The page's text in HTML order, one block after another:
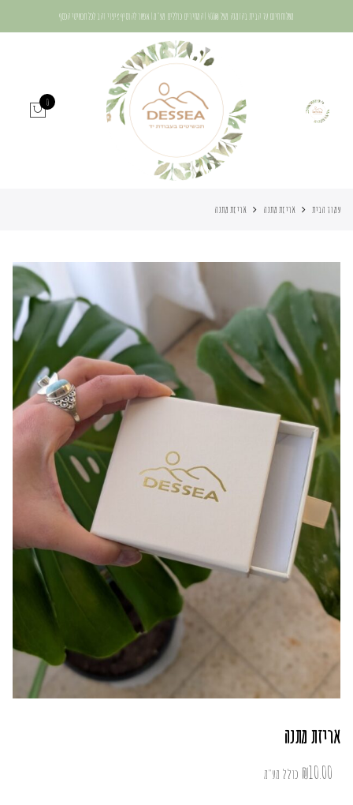
משלוח חינם עד הבית בהזמנה מעל 400₪ | המחירים כוללים מע"מ | אפשר להוסיף ציפוי זהב לכל תכשיטי הכסף
0
עמוד הבית אריזת מתנה אריזת מתנה
אריזת מתנה
₪10.00 כולל מע"מ